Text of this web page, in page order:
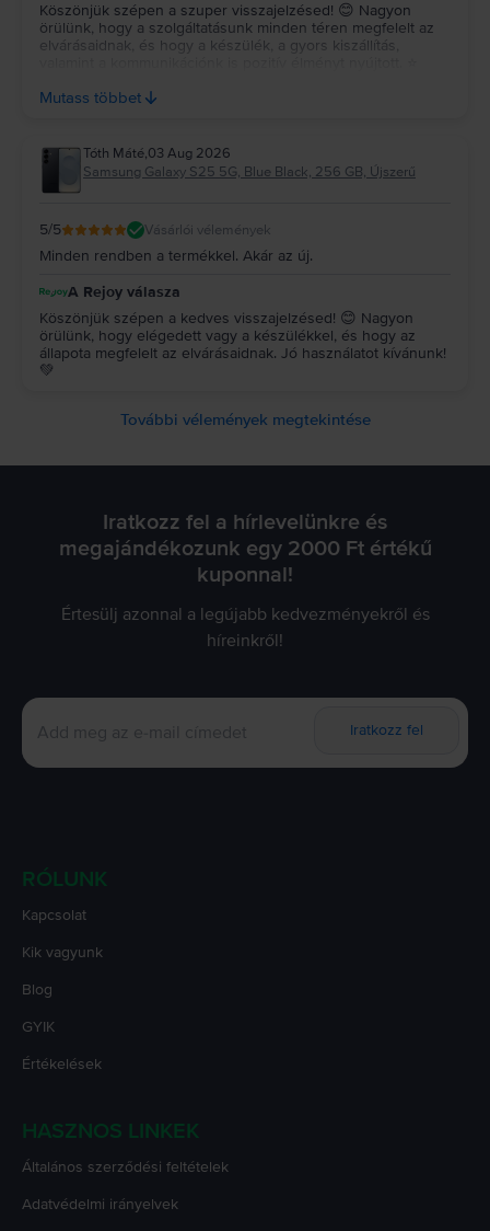
Köszönjük szépen a szuper visszajelzésed! 😊 Nagyon
örülünk, hogy a szolgáltatásunk minden téren megfelelt az
elvárásaidnak, és hogy a készülék, a gyors kiszállítás,
jövőben is minket választasz! 💚
Mutass többet
Tóth Máté,03 Aug 2026
Samsung Galaxy S25 5G, Blue Black, 256 GB, Újszerű
5/5 Vásárlói vélemények
Minden rendben a termékkel. Akár az új.
A Rejoy válasza
Köszönjük szépen a kedves visszajelzésed! 😊 Nagyon
örülünk, hogy elégedett vagy a készülékkel, és hogy az
állapota megfelelt az elvárásaidnak. Jó használatot kívánunk!
💚
További vélemények megtekintése
Iratkozz fel a hírlevelünkre és
megajándékozunk egy 2000 Ft értékű
kuponnal!
Értesülj azonnal a legújabb kedvezményekről és
híreinkről!
Iratkozz fel
RÓLUNK
Kapcsolat
Kik vagyunk
Blog
GYIK
Értékelések
HASZNOS LINKEK
Általános szerződési feltételek
Adatvédelmi irányelvek